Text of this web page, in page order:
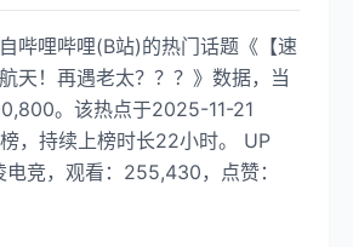
哔哩哔哩(B站)的热门话题《【速
天！再遇老太？？？》数据，当
。该热点于2025-11-21
，持续上榜时长22小时。 UP
竞，观看：255,430，点赞：